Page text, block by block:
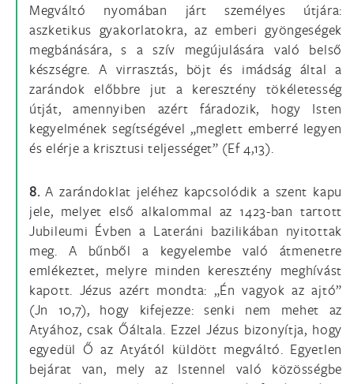
Megváltó nyomában járt személyes útjára:
aszketikus gyakorlatokra, az emberi gyöngeségek
megbánására, s a szív megújulására való belső
készségre. A virrasztás, böjt és imádság által a
zarándok előbbre jut a keresztény tökéletesség
útját, amennyiben azért fáradozik, hogy Isten
kegyelmének segítségével „meglett emberré legyen
és elérje a krisztusi teljességet” (Ef 4,13).
8.A zarándoklat jeléhez kapcsolódik a szent kapu
jele, melyet első alkalommal az 1423-ban tartott
Jubileumi Évben a Lateráni bazilikában nyitottak
meg. A bűnből a kegyelembe való átmenetre
emlékeztet, melyre minden keresztény meghívást
kapott. Jézus azért mondta: „Én vagyok az ajtó”
(Jn 10,7), hogy kifejezze: senki nem mehet az
Atyához, csak Őáltala. Ezzel Jézus bizonyítja, hogy
egyedül Ő az Atyától küldött megváltó. Egyetlen
bejárat van, mely az Istennel való közösségbe